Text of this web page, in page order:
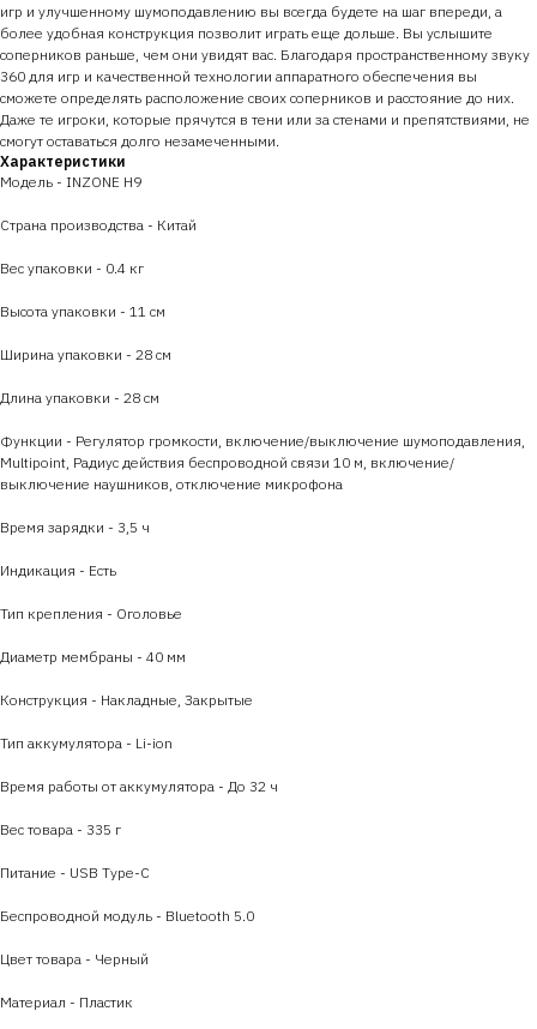
игр и улучшенному шумоподавлению вы всегда будете на шаг впереди, а
более удобная конструкция позволит играть еще дольше. Вы услышите
соперников раньше, чем они увидят вас. Благодаря пространственному звуку
360 для игр и качественной технологии аппаратного обеспечения вы
сможете определять расположение своих соперников и расстояние до них.
Даже те игроки, которые прячутся в тени или за стенами и препятствиями, не
смогут оставаться долго незамеченными.
Характеристики
Модель - INZONE H9
Страна производства - Китай
Вес упаковки - 0.4 кг
Высота упаковки - 11 см
Ширина упаковки - 28 см
Длина упаковки - 28 см
Функции - Регулятор громкости, включение/выключение шумоподавления,
Multipoint, Радиус действия беспроводной связи 10 м, включение/
выключение наушников, отключение микрофона
Время зарядки - 3,5 ч
Индикация - Есть
Тип крепления - Оголовье
Диаметр мембраны - 40 мм
Конструкция - Накладные, Закрытые
Тип аккумулятора - Li-ion
Время работы от аккумулятора - До 32 ч
Вес товара - 335 г
Питание - USB Type-C
Беспроводной модуль - Bluetooth 5.0
Цвет товара - Черный
Материал - Пластик